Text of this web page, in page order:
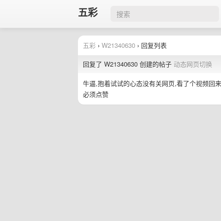
五彩
五彩 › W21340630 › 回复列表
回复了 W21340630 创建的帖子 动态网页切换
牛逼,抱着试试的心态没有关网页,看了个视频回
必须点赞